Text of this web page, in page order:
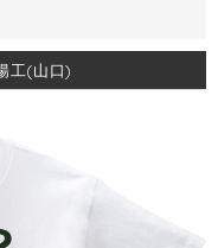
工(山口)